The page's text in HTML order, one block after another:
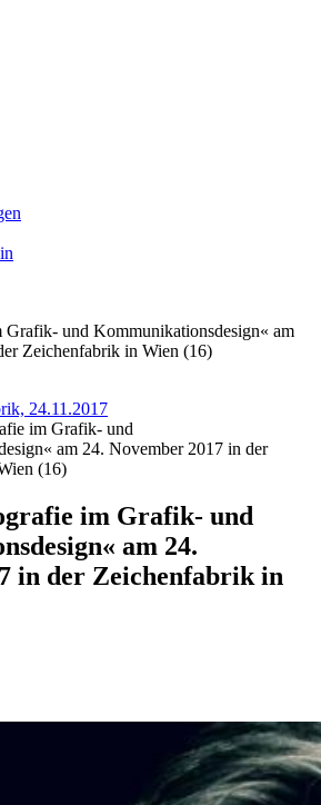
Grafik- und Kommunikationsdesign« am
Zeichenfabrik in Wien (16)
24.11.2017
im Grafik- und
am 24. November 2017 in der
(16)
im Grafik- und
am 24.
in der Zeichenfabrik in